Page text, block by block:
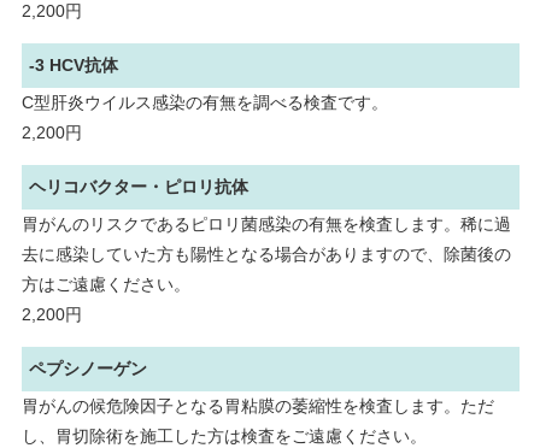
2,200円
-3 HCV抗体
C型肝炎ウイルス感染の有無を調べる検査です。
2,200円
ヘリコバクター・ピロリ抗体
胃がんのリスクであるピロリ菌感染の有無を検査します。稀に過
去に感染していた方も陽性となる場合がありますので、除菌後の
方はご遠慮ください。
2,200円
ペプシノーゲン
胃がんの候危険因子となる胃粘膜の萎縮性を検査します。ただ
し、胃切除術を施工した方は検査をご遠慮ください。